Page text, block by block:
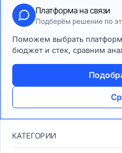
Платформа на связи
Подберём решение по
Поможем выбрать
бюджет и стек, сравним
КАТЕГОРИИ